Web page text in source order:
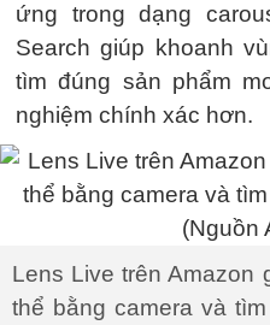
ứng trong dạng
Search giúp khoanh
tìm đúng sản phẩm
nghiệm chính xác hơn.
Lens Live trên Amazon
thể bằng camera và